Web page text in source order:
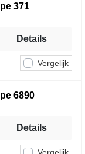
371
Vergelijk
Details
6890
Details